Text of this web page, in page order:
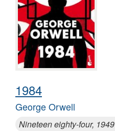
1984
George Orwell
Nineteen eighty-four, 1949